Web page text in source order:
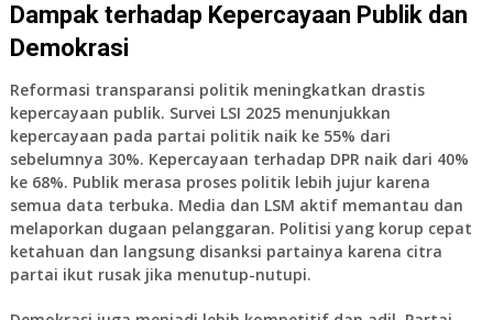
Dampak terhadap Kepercayaan Publik dan
Demokrasi
Reformasi transparansi politik meningkatkan drastis
kepercayaan publik. Survei LSI 2025 menunjukkan
kepercayaan pada partai politik naik ke 55% dari
sebelumnya 30%. Kepercayaan terhadap DPR naik dari 40%
ke 68%. Publik merasa proses politik lebih jujur karena
semua data terbuka. Media dan LSM aktif memantau dan
melaporkan dugaan pelanggaran. Politisi yang korup cepat
ketahuan dan langsung disanksi partainya karena citra
partai ikut rusak jika menutup-nutupi.